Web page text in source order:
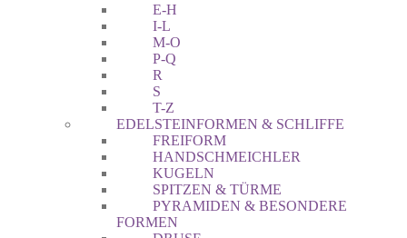
E-H
I-L
M-O
P-Q
R
S
T-Z
EDELSTEINFORMEN & SCHLIFFE
FREIFORM
HANDSCHMEICHLER
KUGELN
SPITZEN & TÜRME
PYRAMIDEN & BESONDERE
FORMEN